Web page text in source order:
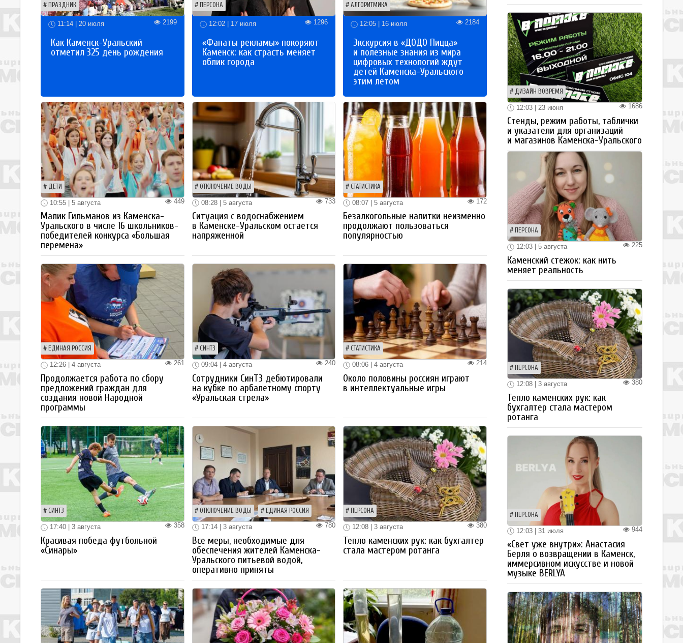
ПРАЗДНИК
11:14 | 20 июля 2199
Как Каменск-Уральский
отметил 325 день рождения
ПЕРСОНА
12:02 | 17 июля 1296
«Фанаты рекламы» покоряют
Каменск: как страсть меняет
облик города
АЛГОРИТМИКА
12:05 | 16 июля 2184
Экскурсия в «ДОДО Пицца»
и полезные знания из мира
цифровых технологий ждут
детей Каменска-Уральского
этим летом
ДЕТИ
449
10:55 | 5 августа
Малик Гильманов из Каменска-
Уральского в числе 16 школьников-
победителей конкурса «Большая
перемена»
ОТКЛЮЧЕНИЕ ВОДЫ
733
08:28 | 5 августа
Ситуация с водоснабжением
в Каменске-Уральском остается
напряженной
СТАТИСТИКА
172
08:07 | 5 августа
Безалкогольные напитки неизменно
продолжают пользоваться
популярностью
ЕДИНАЯ РОССИЯ
261
12:26 | 4 августа
Продолжается работа по сбору
предложений граждан для
создания новой Народной
программы
СИНТЗ
240
09:04 | 4 августа
Сотрудники СинТЗ дебютировали
на кубке по арбалетному спорту
«Уральская стрела»
СТАТИСТИКА
214
08:06 | 4 августа
Около половины россиян играют
в интеллектуальные игры
СИНТЗ
358
17:40 | 3 августа
Красивая победа футбольной
«Синары»
ОТКЛЮЧЕНИЕ ВОДЫ ЕДИНАЯ РОССИЯ
780
17:14 | 3 августа
Все меры, необходимые для
обеспечения жителей Каменска-
Уральского питьевой водой,
оперативно приняты
ПЕРСОНА
380
12:08 | 3 августа
Тепло каменских рук: как бухгалтер
стала мастером ротанга
ДИЗАЙН ВОВРЕМЯ
1686
12:03 | 23 июня
Стенды, режим работы, таблички
и указатели для организаций
и магазинов Каменска-Уральского
ПЕРСОНА
225
12:03 | 5 августа
Каменский стежок: как нить
меняет реальность
ПЕРСОНА
380
12:08 | 3 августа
Тепло каменских рук: как
бухгалтер стала мастером
ротанга
ПЕРСОНА
944
12:03 | 31 июля
«Свет уже внутри»: Анастасия
Берля о возвращении в Каменск,
иммерсивном искусстве и новой
музыке BERLYA